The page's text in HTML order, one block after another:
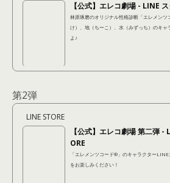
【公式】エレコ劇場 - LINE
林原琢磨のオリジナル性格診断「エレメン
け）、地（ちーこ）、水（みずっち）のキ
よ♪
第2弾
LINE STORE
【公式】エレコ劇場 第二弾
ORE
「エレメンツコード®︎」のキャラクター
をお楽しみください！